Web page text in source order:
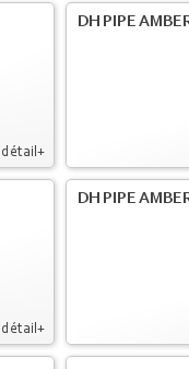
détail+
DH PIPE
détail+
DH PIPE